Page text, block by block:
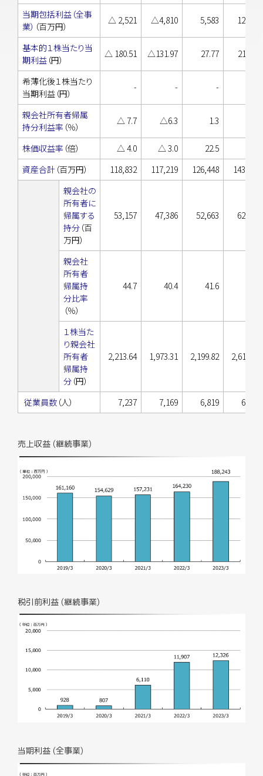
当期包括利益（全事
業） （百万円）
△ 2,521 △4,810 5,583 12,250
基本的１株当たり当
期利益 （円）
△ 180.51 △131.97 27.77 215.28
希薄化後１株当たり
当期利益（円）
- - -
親会社所有者帰属
持分利益率 （％）
△ 7.7 △6.3 1.3
株価収益率 （倍） △ 4.0 △ 3.0 22.5
資産合計 （百万円） 118,832 117,219 126,448
143,279
親会社の
所有者に
帰属する
持分 （百
万円）
53,157 47,386 52,663 62,583
親会社
所有者
帰属持
分比率
（％）
44.7 40.4 41.6
１株当た
り親会社
所有者
帰属持
分 （円）
2,213.64 1,973.31 2,199.82 2,614.22
従業員数 （人） 7,237 7,169 6,819 6,662
売上収益 (継続事業)
税引前利益 (継続事業)
当期利益 (全事業)